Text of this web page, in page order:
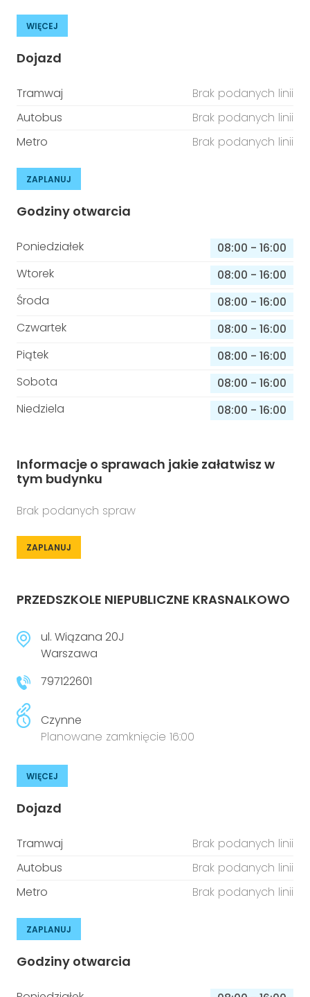
WIĘCEJ
Dojazd
Tramwaj
Brak podanych linii
Autobus
Brak podanych linii
Metro
Brak podanych linii
ZAPLANUJ
Godziny otwarcia
Poniedziałek 08:00 - 16:00
Wtorek
08:00 - 16:00
Środa
08:00 - 16:00
Czwartek
08:00 - 16:00
Piątek
08:00 - 16:00
Sobota
08:00 - 16:00
Niedziela
08:00 - 16:00
Informacje o sprawach jakie załatwisz w
tym budynku
Brak podanych spraw
ZAPLANUJ
PRZEDSZKOLE NIEPUBLICZNE KRASNALKOWO
ul. Wiązana 20J
Warszawa
797122601
Czynne
Planowane zamknięcie 16:00
WIĘCEJ
Dojazd
Tramwaj
Brak podanych linii
Autobus
Brak podanych linii
Metro
Brak podanych linii
ZAPLANUJ
Godziny otwarcia